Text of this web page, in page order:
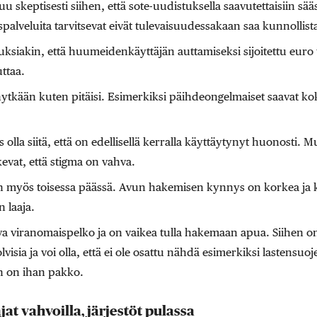
skeptisesti siihen, että sote-uudistuksella saavutettaisiin
tarvitsevat eivät tulevaisuudessakaan saa
että huumeidenkäyttäjän auttamiseksi sijoitettu euro
kuten pitäisi. Esimerkiksi päihdeongelmaiset saavat
olla siitä, että on edellisellä kerralla käyttäytynyt huonosti.
että stigma on vahva.
myös toisessa päässä. Avun hakemisen kynnys on korkea
laaja.
viranomaispelko ja on vaikea tulla hakemaan apua. Siihen
ja voi olla, että ei ole osattu nähdä esimerkiksi
on ihan pakko.
vahvoilla, järjestöt pulassa